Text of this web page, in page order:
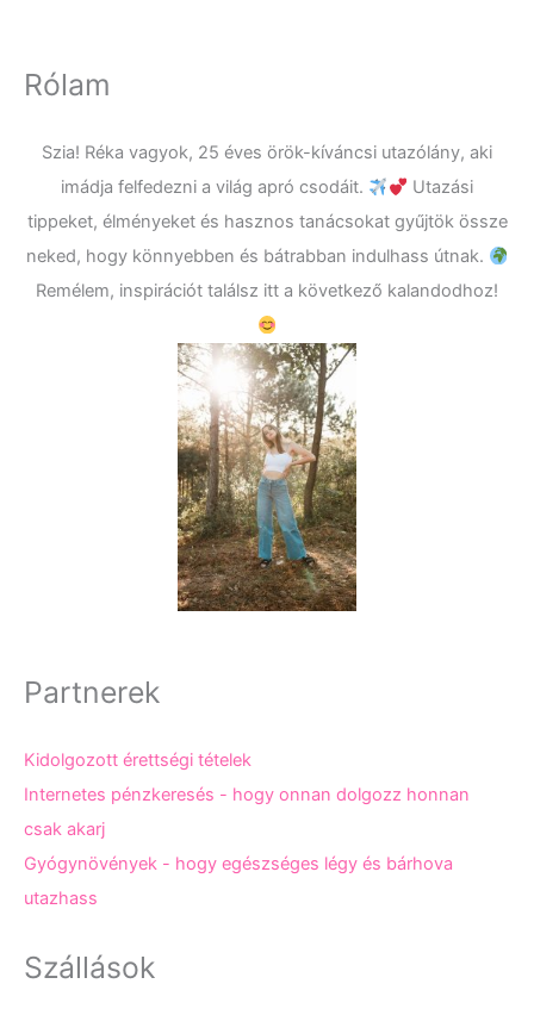
Rólam
Szia! Réka vagyok, 25 éves örök-kíváncsi utazólány, aki
imádja felfedezni a világ apró csodáit.
Utazási
tippeket, élményeket és hasznos tanácsokat gyűjtök össze
neked, hogy könnyebben és bátrabban indulhass útnak.
Remélem, inspirációt találsz itt a következő kalandodhoz!
Partnerek
Kidolgozott érettségi tételek
Internetes pénzkeresés - hogy onnan dolgozz honnan
csak akarj
Gyógynövények - hogy egészséges légy és bárhova
utazhass
Szállások